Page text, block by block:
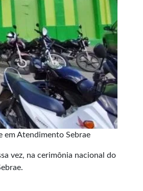
em Atendimento Sebrae
vez, na cerimônia nacional do